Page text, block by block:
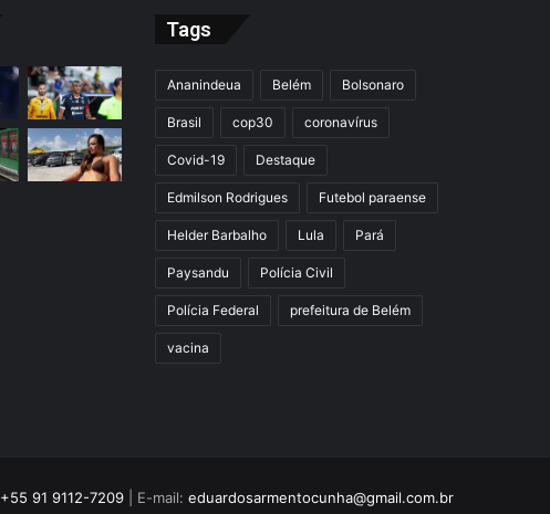
Tags
Ananindeua Belém Bolsonaro
Brasil cop30 coronavírus
Covid-19 Destaque
Edmilson Rodrigues Futebol paraense
Helder Barbalho Lula Pará
Paysandu Polícia Civil
Polícia Federal prefeitura de Belém
vacina
+55 91 9112-7209 | E-mail: eduardosarmentocunha@gmail.com.br